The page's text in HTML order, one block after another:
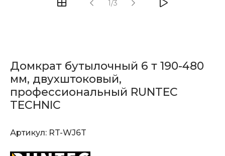
1/3
Домкрат бутылочный 6 т 190-480
мм, двухштоковый,
профессиональный RUNTEC
TECHNIC
Артикул: RT-WJ6T